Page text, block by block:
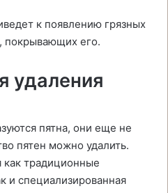
к появлению грязных
покрывающих его.
удаления
пятна, они еще не
пятен можно удалить.
как традиционные
и специализированная